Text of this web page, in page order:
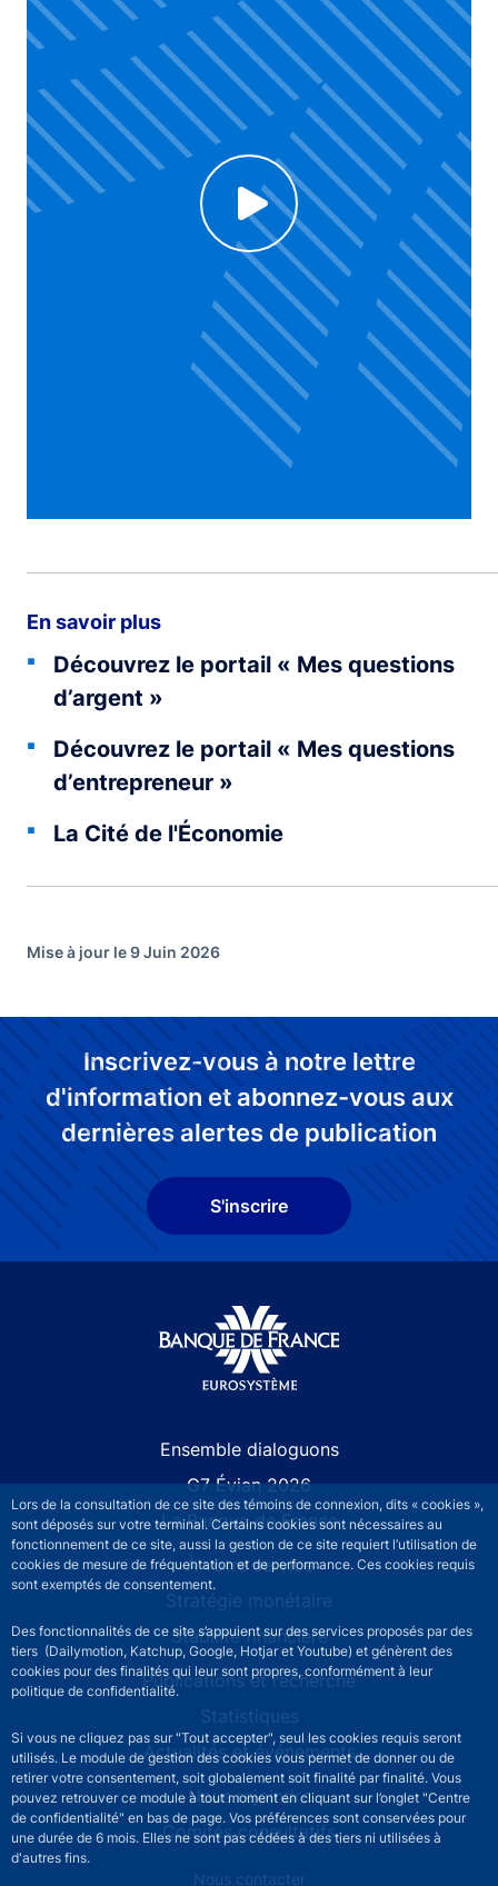
Lors de la consultation de ce site des témoins de connexion, dits « cookies »,
sont déposés sur votre terminal. Certains cookies sont nécessaires au
fonctionnement de ce site, aussi la gestion de ce site requiert l’utilisation de
cookies de mesure de fréquentation et de performance. Ces cookies requis
sont exemptés de consentement.
Des fonctionnalités de ce site s’appuient sur des services proposés par des
tiers (Dailymotion, Katchup, Google, Hotjar et Youtube) et génèrent des
cookies pour des finalités qui leur sont propres, conformément à leur
politique de confidentialité.
Si vous ne cliquez pas sur "Tout accepter", seul les cookies requis seront
utilisés. Le module de gestion des cookies vous permet de donner ou de
retirer votre consentement, soit globalement soit finalité par finalité. Vous
pouvez retrouver ce module à tout moment en cliquant sur l’onglet "Centre
de confidentialité" en bas de page. Vos préférences sont conservées pour
une durée de 6 mois. Elles ne sont pas cédées à des tiers ni utilisées à
d'autres fins.
Voir la vidéo
Click to enable Youtube cookies and see content
En savoir plus
Découvrez le portail « Mes questions
d’argent »
Découvrez le portail « Mes questions
d’entrepreneur »
La Cité de l'Économie
Mise à jour le 9 Juin 2026
Inscrivez-vous à notre lettre
d'information et abonnez-vous aux
dernières alertes de publication
S'inscrire
Ensemble dialoguons
G7 Évian 2026
La Banque de France
À votre service
Stratégie monétaire
Stabilité financière
Publications et recherche
Statistiques
Actualités et événements
Nous rejoindre
Comités consultatifs
Footer secondary menuNous contacter